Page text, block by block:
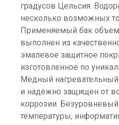
градусов Цельсия.
несколько возможных
Применяемый бак
выполнен из
эмалевое защитное
изготовленное по
Медный
и надежно защищен от
коррозии. Безуровневый
температуры,